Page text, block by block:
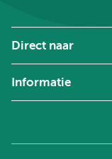
Direct naar
Informatie